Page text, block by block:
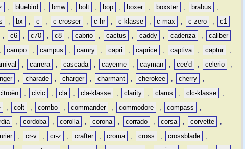
, bluebird , bmw , bolt , bop , boxer , boxster , brabus
,
, bx , c , c-crosser , c-hr , c-klasse , c-max , c-zero ,
c1
, c6 , c70 , c8 , cabrio , cactus , caddy , cadenza ,
caliber
, campo , campus , camry , capri , caprice , captiva , captur
,
, carrera , cascada , cayenne , cayman , cee'd , celerio
,
, charade , charger , charmant , cherokee , cherry
,
, civic , cla , cla-klasse , clarity , clarus , clc-klasse
,
, colt , combo , commander , commodore , compass
,
, cordoba , corolla , corona , corrado , corsa , corvette
,
, cr-v , cr-z , crafter , croma , cross , crossblade
,